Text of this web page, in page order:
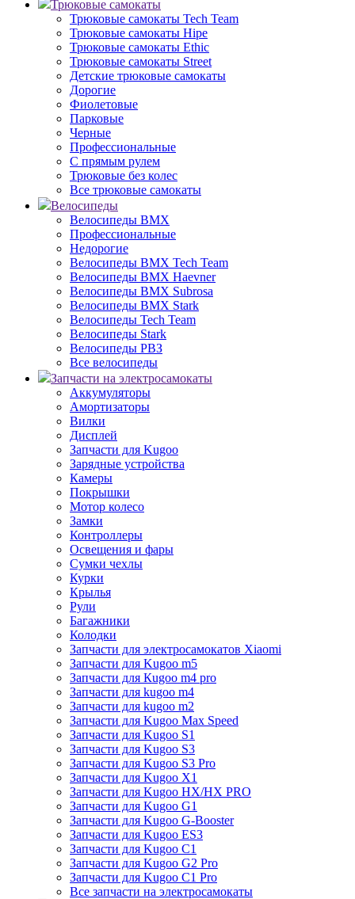
Трюковые самокаты
Трюковые самокаты Tech Team
Трюковые самокаты Hipe
Трюковые самокаты Ethic
Трюковые самокаты Street
Детские трюковые самокаты
Дорогие
Фиолетовые
Парковые
Черные
Профессиональные
С прямым рулем
Трюковые без колес
Все трюковые самокаты
Велосипеды
Велосипеды BMX
Профессиональные
Недорогие
Велосипеды BMX Tech Team
Велосипеды BMX Haevner
Велосипеды BMX Subrosa
Велосипеды BMX Stark
Велосипеды Tech Team
Велосипеды Stark
Велосипеды РВЗ
Все велосипеды
Запчасти на электросамокаты
Аккумуляторы
Амортизаторы
Вилки
Дисплей
Запчасти для Kugoo
Зарядные устройства
Камеры
Покрышки
Мотор колесо
Замки
Контроллеры
Освещения и фары
Сумки чехлы
Курки
Крылья
Рули
Багажники
Колодки
Запчасти для электросамокатов Xiaomi
Запчасти для Kugoo m5
Запчасти для Кugoo m4 pro
Запчасти для kugoo m4
Запчасти для kugoo m2
Запчасти для Kugoo Max Speed
Запчасти для Kugoo S1
Запчасти для Kugoo S3
Запчасти для Kugoo S3 Pro
Запчасти для Kugoo X1
Запчасти для Kugoo HX/HX PRO
Запчасти для Kugoo G1
Запчасти для Kugoo G-Booster
Запчасти для Kugoo ES3
Запчасти для Kugoo C1
Запчасти для Kugoo G2 Pro
Запчасти для Kugoo C1 Pro
Все запчасти на электросамокаты